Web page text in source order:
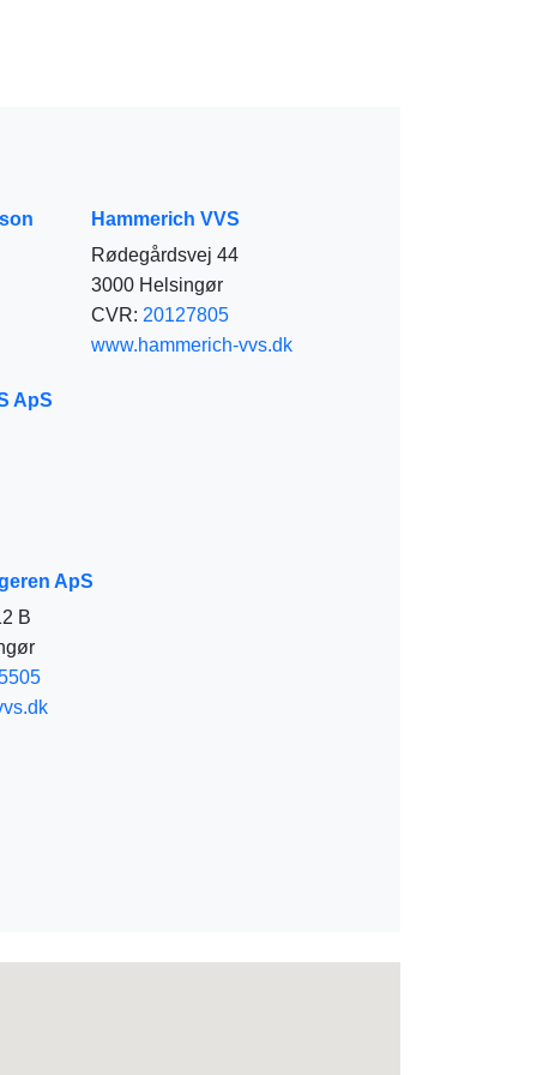
Hammerich VVS
Rødegårdsvej 44
3000 Helsingør
CVR: 20127805
www.hammerich-vvs.dk
ApS
ApS
B